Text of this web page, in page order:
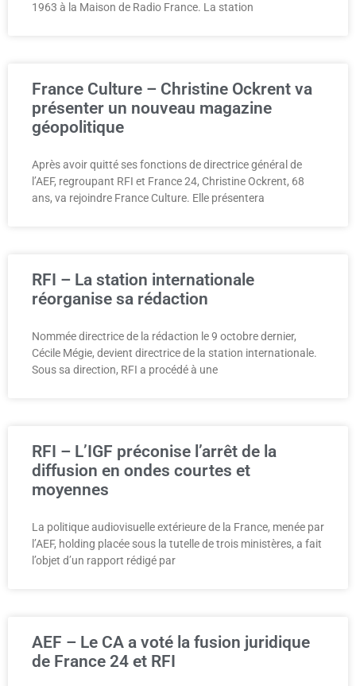
1963 à la Maison de Radio France. La station
France Culture – Christine Ockrent va
présenter un nouveau magazine
géopolitique
Après avoir quitté ses fonctions de directrice général de
l’AEF, regroupant RFI et France 24, Christine Ockrent, 68
ans, va rejoindre France Culture. Elle présentera
RFI – La station internationale
réorganise sa rédaction
Nommée directrice de la rédaction le 9 octobre dernier,
Cécile Mégie, devient directrice de la station internationale.
Sous sa direction, RFI a procédé à une
RFI – L’IGF préconise l’arrêt de la
diffusion en ondes courtes et
moyennes
La politique audiovisuelle extérieure de la France, menée par
l’AEF, holding placée sous la tutelle de trois ministères, a fait
l’objet d’un rapport rédigé par
AEF – Le CA a voté la fusion juridique
de France 24 et RFI